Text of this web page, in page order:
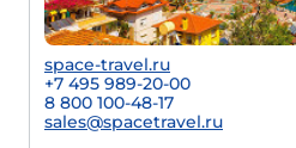
space-travel.ru
+7 495 989-20-00
8 800 100-48-17
sales@spacetravel.ru